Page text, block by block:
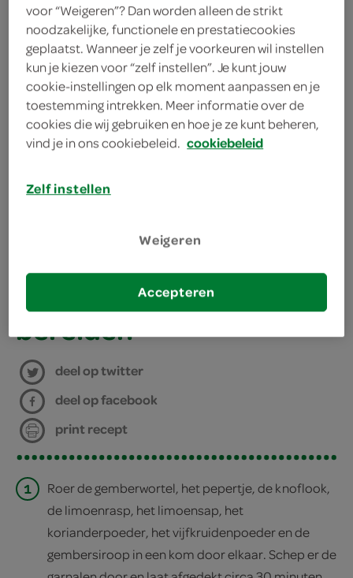
theelepel vijfkruidenpoeder
1 theelepels korianderpoeder
(ketoembar)
2 limoenen
2 teentjes knoflook
1 rode peper
bereiden
deel op twitter
deel op facebook
print recept
1
Roer de gemberwortel, het pepertje, de knoflook,
de limoenrasp, het limoensap, het
korianderpoeder, het vijfkruidenpoeder en de
gembersiroop in een kom door elkaar. Schep er de
voor “Weigeren”? Dan worden alleen de strikt
noodzakelijke, functionele en prestatiecookies
geplaatst. Wanneer je zelf je voorkeuren wil instellen
kun je kiezen voor “zelf instellen”. Je kunt jouw
cookie-instellingen op elk moment aanpassen en je
toestemming intrekken. Meer informatie over de
cookies die wij gebruiken en hoe je ze kunt beheren,
vind je in ons cookiebeleid. cookiebeleid
Zelf instellen
Weigeren
Accepteren